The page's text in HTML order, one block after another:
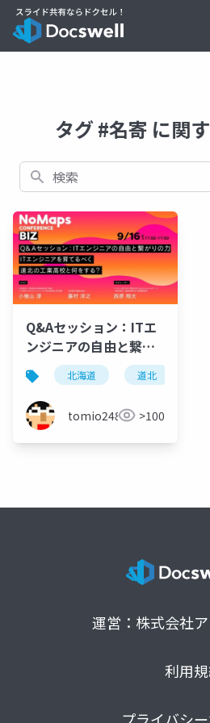
タグ #名寄 に関
検索
Q&Aセッション：ITエ
ンジニアの自由と繋が
りの力～ITエンジニア
を育てるべく道北の工
業高校と何をする？
（延長戦含む）
#NoMaps2023
北海道 道北
tomio2480 >100
運営：株式会社
利用
プライバシ